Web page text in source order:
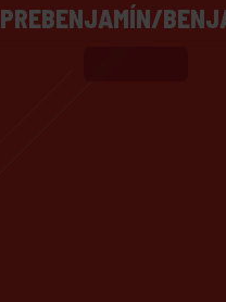
PREBENJAMÍN/